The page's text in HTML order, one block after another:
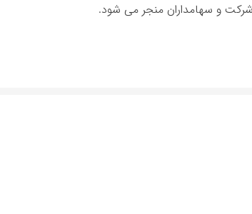
و سهامداران منجر می شود.